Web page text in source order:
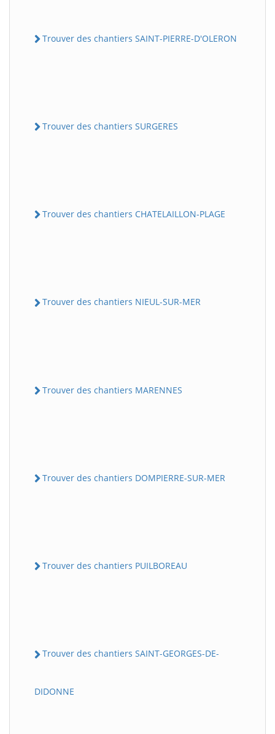
Trouver des chantiers SAINT-PIERRE-D'OLERON
Trouver des chantiers SURGERES
Trouver des chantiers CHATELAILLON-PLAGE
Trouver des chantiers NIEUL-SUR-MER
Trouver des chantiers MARENNES
Trouver des chantiers DOMPIERRE-SUR-MER
Trouver des chantiers PUILBOREAU
Trouver des chantiers SAINT-GEORGES-DE-
DIDONNE